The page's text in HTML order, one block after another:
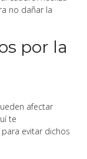
no dañar la
por la
afectar
te
evitar dichos